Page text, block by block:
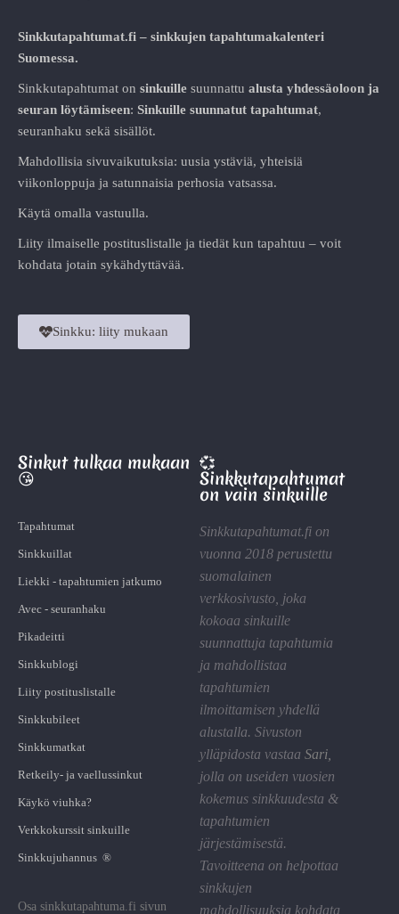
Sinkkutapahtumat.fi – sinkkujen tapahtumakalenteri
Suomessa.
Sinkkutapahtumat on sinkuille suunnattu alusta yhdessäoloon ja
seuran löytämiseen: Sinkuille suunnatut tapahtumat,
seuranhaku sekä sisällöt.
Mahdollisia sivuvaikutuksia: uusia ystäviä, yhteisiä
viikonloppuja ja satunnaisia perhosia vatsassa.
Käytä omalla vastuulla.
Liity ilmaiselle postituslistalle ja tiedät kun tapahtuu – voit
kohdata jotain sykähdyttävää.
Sinkku: liity mukaan
Sinkut tulkaa mukaan
😘
Tapahtumat
Sinkkuillat
Liekki - tapahtumien jatkumo
Avec - seuranhaku
Pikadeitti
Sinkkublogi
Liity postituslistalle
Sinkkubileet
Sinkkumatkat
Retkeily- ja vaellussinkut
Käykö viuhka?
Verkkokurssit sinkuille
Sinkkujuhannus ®
Osa sinkkutapahtuma.fi sivun
💞
Sinkkutapahtumat
on vain sinkuille
Sinkkutapahtumat.fi on
vuonna 2018 perustettu
suomalainen
verkkosivusto, joka
kokoaa sinkuille
suunnattuja tapahtumia
ja mahdollistaa
tapahtumien
ilmoittamisen yhdellä
alustalla. Sivuston
ylläpidosta vastaa Sari
jolla on useiden vuosien
kokemus sinkkuudesta &
tapahtumien
järjestämisestä.
Tavoitteena on helpottaa
sinkkujen
mahdollisuuksia kohdata